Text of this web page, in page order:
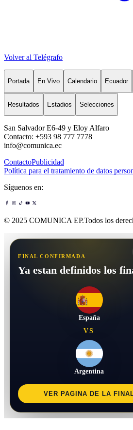
Volver al Telégrafo
Portada En Vivo Calendario Ecuador
Resultados Estadios Selecciones
San Salvador E6-49 y Eloy Alfaro
Contacto: +593 98 777 7778
info@comunica.ec
ContactoPublicidad
Política para el tratamiento de datos
Síguenos en:
© 2025 COMUNICA EP.Todos los
FINAL CONFIRMADA
Ya estan definidos los
España
VS
Argentina
VER PAGINA DE LA